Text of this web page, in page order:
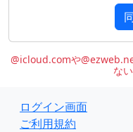
@icloud.comや
な
ログイン画面
ご利用規約